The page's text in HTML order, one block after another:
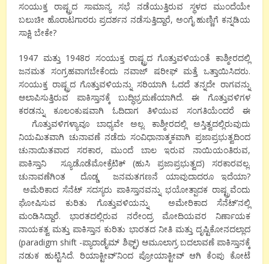
ಸಂಯುಕ್ತ ರಾಷ್ಟ್ರದ ಸಾಮಾನ್ಯ ಸಭೆ ನಡೆಯುತ್ತಿರುವ ಸ್ಥಳದ ಮುಂದೆಯೇ
ಬಲುಚೀ ಹೊರಾಟಗಾರರು ಪ್ರದರ್ಶನ ನಡೆಸುತ್ತಿದ್ದಾರೆ, ಅಂಗೈ ಹುಣ್ಣಿಗೆ ಕನ್ನಡಿಯ
ಸಾಕ್ಷಿ ಬೇಕೇ?
1947 ಮತ್ತು 1948ರ ಸಂಯುಕ್ತ ರಾಷ್ಟ್ರದ ಗೊತ್ತುವಳಿಯಂತೆ ಕಾಶ್ಮೀರದಲ್ಲಿ
ಜನಮತ ಸಂಗ್ರಹವಾಗಬೇಕೆಂದು ನವಾಜ್ ಷರೀಫ್ ಮತ್ತೆ ಒತ್ತಾಯಿಸಿದರು.
ಸಂಯುಕ್ತ ರಾಷ್ಟ್ರದ ಗೊತ್ತುವಳಿಯನ್ನು ಸರಿಯಾಗಿ ಓದದೆ ತನ್ನದೇ ರಾಗವನ್ನು
ಆಲಾಪಿಸುತ್ತಿರುವ ಪಾಕಿಸ್ತಾನಕ್ಕೆ ಬುದ್ಧಿಭ್ರಮಣೆಯಾಗಿದೆ. ಈ ಗೊತ್ತುವಳಿಗಳ
ಕರಡನ್ನು ಕೂಲಂಕುಷವಾಗಿ ಓದಿದಾಗ ತಿಳಿಯುವ ಸಂಗತಿಯೆಂದರೆ ಈ
ಗೊತ್ತುವಳಿಗಳ್ಯಾವೂ ಬಾಧ್ಯವೇ ಅಲ್ಲ. ಕಾಶ್ಮೀರದಲ್ಲಿ ಅಸ್ತಿತ್ವದಲ್ಲಿರುವುದು
ನಿಯಮಿತವಾಗಿ ಚುನಾವಣೆ ನಡೆದು ಸಂವಿಧಾನಾತ್ಮಕವಾಗಿ ಪ್ರಜಾಪ್ರಭುತ್ವದಿಂದ
ಚುನಾಯಿತವಾದ ಸರಕಾರ, ಮುಂದೆ ಬಾಲ ಇರುವ ನಾಯಿಯಂತಿರುವ,
ಪಾಕಿಸ್ತಾನಿ ಸ್ಯೂಡೊಡೆಮೋಕ್ರೆಟಿಕ್ (ಹುಸಿ ಪ್ರಜಾಪ್ರಭುತ್ವದ) ಸರಕಾರವಲ್ಲ.
ಚುನಾವಣೆಗಿಂತ ದೊಡ್ಡ ಜನಮತಗಣನೆ ಯಾವುದಾದರೂ ಇದೆಯಾ?
ಅಮೆರಿಕಾದ ಸೆನೆಟ್ ಸದಸ್ಯರು ಪಾಕಿಸ್ತಾನವನ್ನು ಭಯೋತ್ಪಾದಕ ರಾಷ್ಟ್ರವೆಂದು
ಘೋಷಿಸುವ ಕುರಿತು ಗೊತ್ತುವಳಿಯನ್ನು ಅಮೇರಿಕಾದ ಸೆನೆಟ್’ನಲ್ಲಿ
ಮಂಡಿಸಿದ್ದಾರೆ. ಭಾರತದಲ್ಲಿರುವ ನರೇಂದ್ರ ಮೋದಿಯವರ ನಿರ್ಣಾಯಕ
ನಾಯಕತ್ವ ಮತ್ತು ಪಾಕಿಸ್ತಾನ ಕುರಿತು ಭಾರತದ ನೀತಿ ಮತ್ತು ದೃಷ್ಟಿಕೋನದಲ್ಲಾದ
(paradigm shift -ಪ್ಯಾರಾಡೈಮ್ ಶಿಫ್ಟ್) ಆಮೂಲಾಗ್ರ ಬದಲಾವಣೆ ಪಾಕಿಸ್ತಾನಕ್ಕೆ
ನಡುಕ ಹುಟ್ಟಿಸಿದೆ. ರಿಯಾಕ್ಟೀವ್’ನಿಂದ ಪ್ರೋಯಾಕ್ಟೀವ್ ಆಗಿ ಕೆಂಪು ಕೋಟೆ